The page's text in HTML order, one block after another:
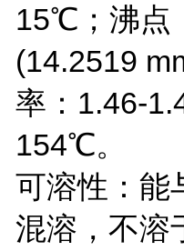
15℃；沸点
(14.2519
率：1.46-
154℃。
可溶性：能
混溶，不溶